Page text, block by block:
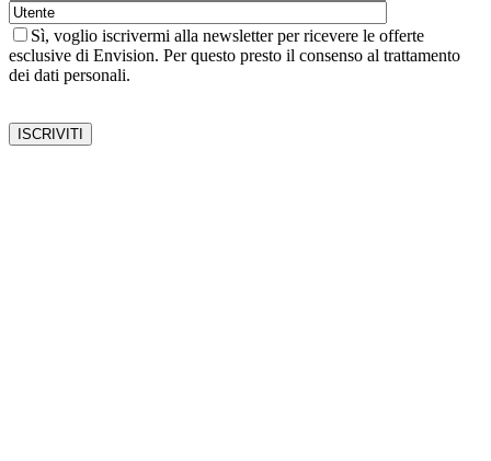
Sì, voglio iscrivermi alla newsletter per ricevere le offerte
esclusive di Envision. Per questo presto il consenso al trattamento
dei dati personali.